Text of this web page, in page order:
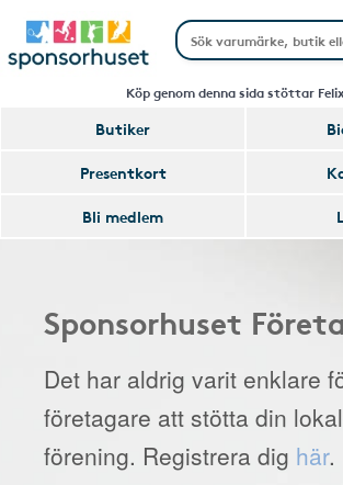
Köp genom denna sida stöttar
Butiker
Presentkort
Bli medlem
Sponsorhuset
Det har aldrig varit enklare
företagare att stötta din
förening. Registrera dig här.